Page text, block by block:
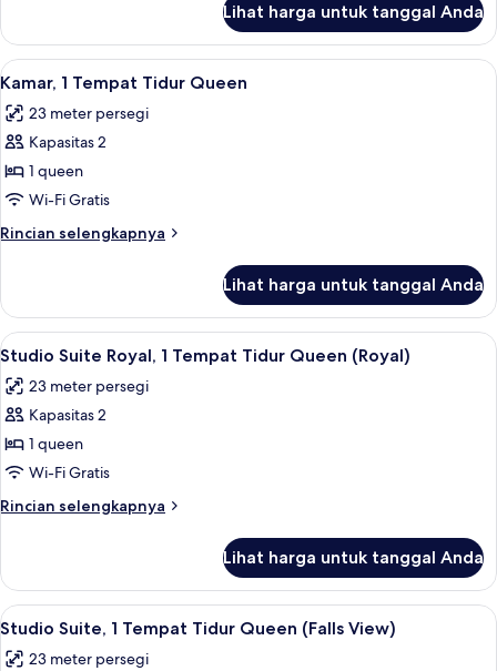
(Whirlpool
tub
w
Falls
View)
Kamar,
Tempat
King
(Whirlpool
w
Falls
Lihat harga untuk tanggal Anda
Lihat
semua
foto
untuk
Kamar,
1
Tempat
Tidur
Kamar, 1 Tempat Tidur Queen |
4
Kamar, 1 Tempat Tidur Queen
23 meter persegi
Kapasitas 2
1 queen
Wi-Fi Gratis
Rincian selengkapnya
Rincian
Kamar,
Tempat
Queen
Lihat harga untuk tanggal Anda
Lihat
semua
foto
untuk
Studio
Suite
Royal,
1
Tidur
Queen
(Royal)
Brankas, ruang kerja ramah laptop,
4
Studio Suite Royal, 1 Tempat Tidur Queen (Royal)
23 meter persegi
Kapasitas 2
1 queen
Wi-Fi Gratis
Rincian selengkapnya
Rincian
Studio
Suite
Royal,
Tempat
Lihat harga untuk tanggal Anda
Lihat
semua
Brankas, ruang kerja ramah laptop,
5
Studio Suite, 1 Tempat Tidur Queen (Falls View)
23 meter persegi